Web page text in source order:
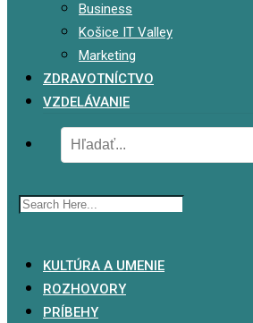
Business
Košice IT Valley
Marketing
ZDRAVOTNÍCTVO
VZDELÁVANIE
KULTÚRA A UMENIE
ROZHOVORY
PRÍBEHY